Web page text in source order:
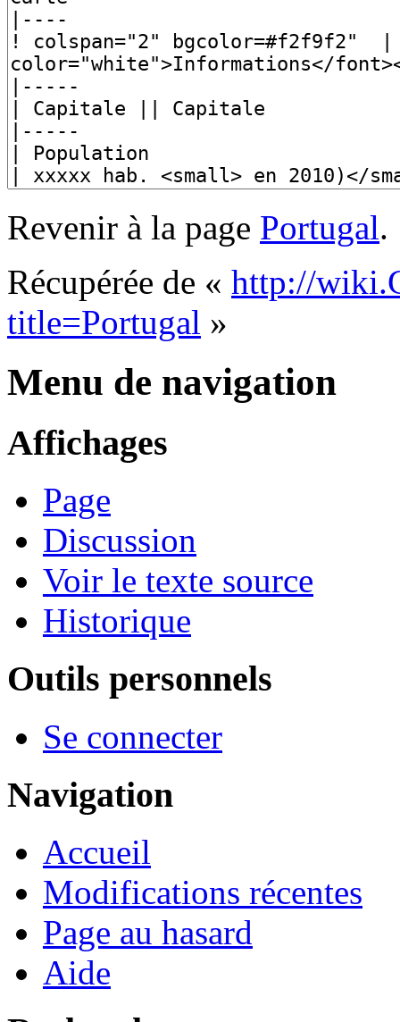
Revenir à la page Portugal.
Récupérée de « http://
title=Portugal »
Menu de navigation
Affichages
Page
Discussion
Voir le texte source
Historique
Outils personnels
Se connecter
Navigation
Accueil
Modifications récentes
Page au hasard
Aide